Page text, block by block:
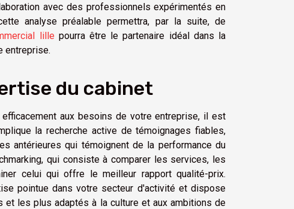
avec des professionnels expérimentés en
analyse préalable permettra, par la suite, de
lille pourra être le partenaire idéal dans la
entreprise.
du cabinet
aux besoins de votre entreprise, il est
la recherche active de témoignages fiables,
antérieures qui témoignent de la performance du
qui consiste à comparer les services, les
celui qui offre le meilleur rapport qualité-prix.
pointue dans votre secteur d'activité et dispose
les plus adaptés à la culture et aux ambitions de